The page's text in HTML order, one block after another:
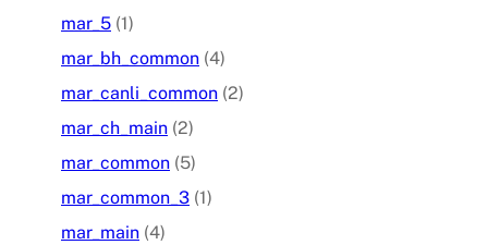
mar_5 (1)
mar_bh_common (4)
mar_canli_common (2)
mar_ch_main (2)
mar_common (5)
mar_common_3 (1)
mar_main (4)